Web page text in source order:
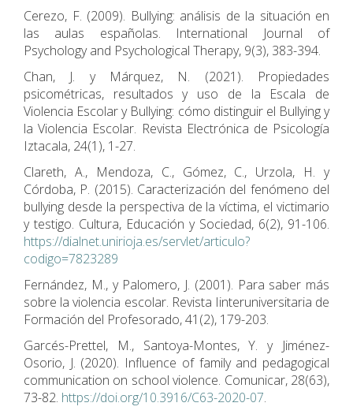
Cerezo, F. (2009). Bullying: análisis de la situación en
las aulas españolas. International Journal of
Psychology and Psychological Therapy, 9(3), 383-394.
Chan, J. y Márquez, N. (2021). Propiedades
psicométricas, resultados y uso de la Escala de
Violencia Escolar y Bullying: cómo distinguir el Bullying y
la Violencia Escolar. Revista Electrónica de Psicología
Iztacala, 24(1), 1-27.
Clareth, A., Mendoza, C., Gómez, C., Urzola, H. y
Córdoba, P. (2015). Caracterización del fenómeno del
bullying desde la perspectiva de la víctima, el victimario
y testigo. Cultura, Educación y Sociedad, 6(2), 91-106.
https://dialnet.unirioja.es/servlet/articulo?
codigo=7823289
Fernández, M., y Palomero, J. (2001). Para saber más
sobre la violencia escolar. Revista Iinteruniversitaria de
Formación del Profesorado, 41(2), 179-203.
Garcés-Prettel, M., Santoya-Montes, Y. y Jiménez-
Osorio, J. (2020). Influence of family and pedagogical
communication on school violence. Comunicar, 28(63),
73-82. https://doi.org/10.3916/C63-2020-07.